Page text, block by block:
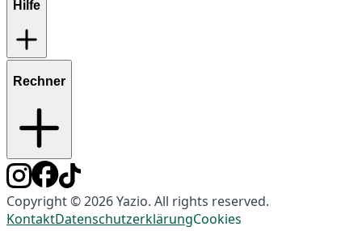
Hilfe
Rechner
Copyright © 2026 Yazio. All rights reserved.
KontaktDatenschutzerklärungCookies